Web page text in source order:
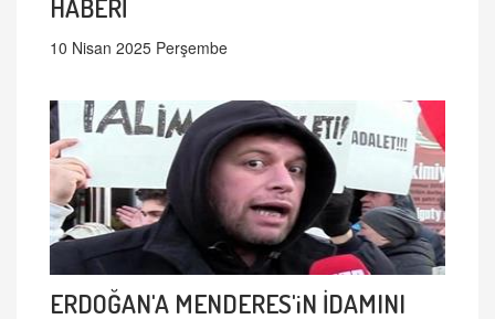
HABERİ
10 Nisan 2025 Perşembe
ERDOĞAN'A MENDERES'iN İDAMINI